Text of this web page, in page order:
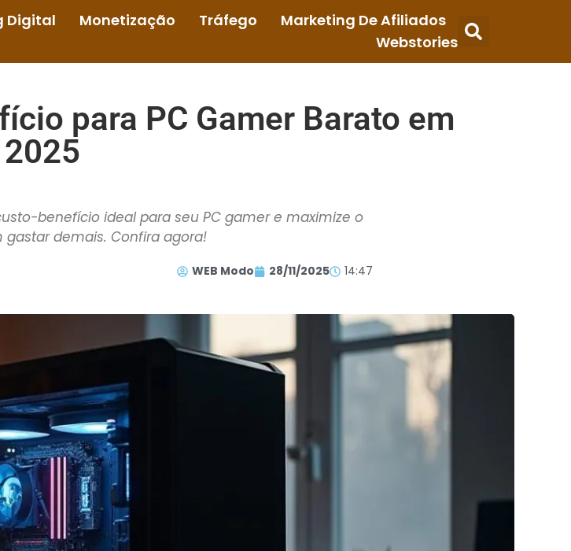
Digital Monetização Tráfego
Marketing De Afiliados
Webstories
para PC Gamer Barato em
2025
benefício ideal para seu PC gamer e maximize o
demais. Confira agora!
WEB Modo 28/11/2025 14:47